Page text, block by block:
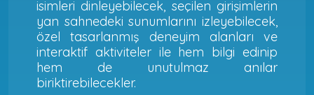
isimleri dinleyebilecek, seçilen girişimlerin
yan sahnedeki sunumlarını izleyebilecek,
özel tasarlanmış deneyim alanları ve
interaktif aktiviteler ile hem bilgi edinip
hem de unutulmaz anılar
biriktirebilecekler.